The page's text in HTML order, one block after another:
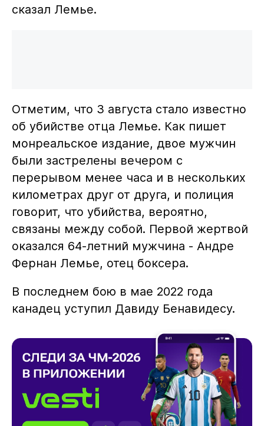
сказал Лемье.
Отметим, что 3 августа стало известно
об убийстве отца Лемье. Как пишет
монреальское издание, двое мужчин
были застрелены вечером с
перерывом менее часа и в нескольких
километрах друг от друга, и полиция
говорит, что убийства, вероятно,
связаны между собой. Первой жертвой
оказался 64-летний мужчина - Андре
Фернан Лемье, отец боксера.
В последнем бою в мае 2022 года
канадец уступил Давиду Бенавидесу.